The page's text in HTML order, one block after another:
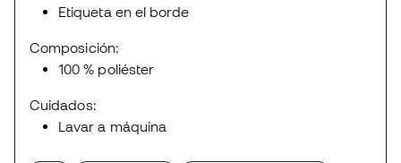
Etiqueta en el borde
Composición:
100 % poliéster
Cuidados:
Lavar a máquina